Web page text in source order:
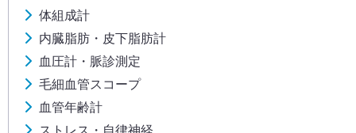
体組成計
内臓脂肪・皮下脂肪計
血圧計・脈診測定
毛細血管スコープ
血管年齢計
ストレス・自律神経